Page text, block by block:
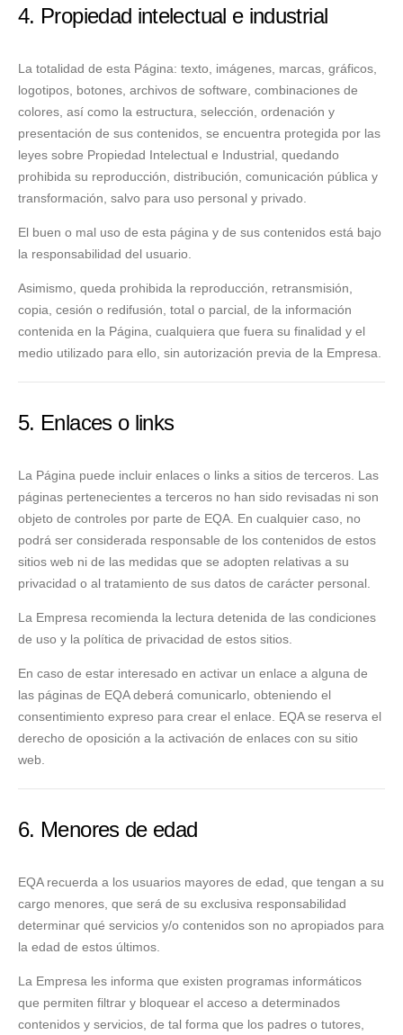
4. Propiedad intelectual e industrial
La totalidad de esta Página: texto, imágenes, marcas, gráficos,
logotipos, botones, archivos de software, combinaciones de
colores, así como la estructura, selección, ordenación y
presentación de sus contenidos, se encuentra protegida por las
leyes sobre Propiedad Intelectual e Industrial, quedando
prohibida su reproducción, distribución, comunicación pública y
transformación, salvo para uso personal y privado.
El buen o mal uso de esta página y de sus contenidos está bajo
la responsabilidad del usuario.
Asimismo, queda prohibida la reproducción, retransmisión,
copia, cesión o redifusión, total o parcial, de la información
contenida en la Página, cualquiera que fuera su finalidad y el
medio utilizado para ello, sin autorización previa de la Empresa.
5. Enlaces o links
La Página puede incluir enlaces o links a sitios de terceros. Las
páginas pertenecientes a terceros no han sido revisadas ni son
objeto de controles por parte de EQA. En cualquier caso, no
podrá ser considerada responsable de los contenidos de estos
sitios web ni de las medidas que se adopten relativas a su
privacidad o al tratamiento de sus datos de carácter personal.
La Empresa recomienda la lectura detenida de las condiciones
de uso y la política de privacidad de estos sitios.
En caso de estar interesado en activar un enlace a alguna de
las páginas de EQA deberá comunicarlo, obteniendo el
consentimiento expreso para crear el enlace. EQA se reserva el
derecho de oposición a la activación de enlaces con su sitio
web.
6. Menores de edad
EQA recuerda a los usuarios mayores de edad, que tengan a su
cargo menores, que será de su exclusiva responsabilidad
determinar qué servicios y/o contenidos son no apropiados para
la edad de estos últimos.
La Empresa les informa que existen programas informáticos
que permiten filtrar y bloquear el acceso a determinados
contenidos y servicios, de tal forma que los padres o tutores,